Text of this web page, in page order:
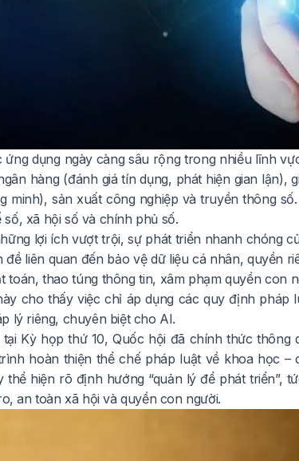
ứng dụng ngày càng sâu rộng trong nhiều lĩnh
hàng (đánh giá tín dụng, phát hiện gian lận),
minh), sản xuất công nghiệp và truyền thông
xã hội số và chính phủ số.
lợi ích vượt trội, sự phát triển nhanh chóng
đề liên quan đến bảo vệ dữ liệu cá nhân, quyền
toán, thao túng thông tin, xâm phạm quyền con
cho thấy việc chỉ áp dụng các quy định pháp
lý riêng, chuyên biệt cho AI.
Kỳ họp thứ 10, Quốc hội đã chính thức
hoàn thiện thể chế pháp luật về khoa học –
thể hiện rõ định hướng “quản lý để phát triển”,
an toàn xã hội và quyền con người.